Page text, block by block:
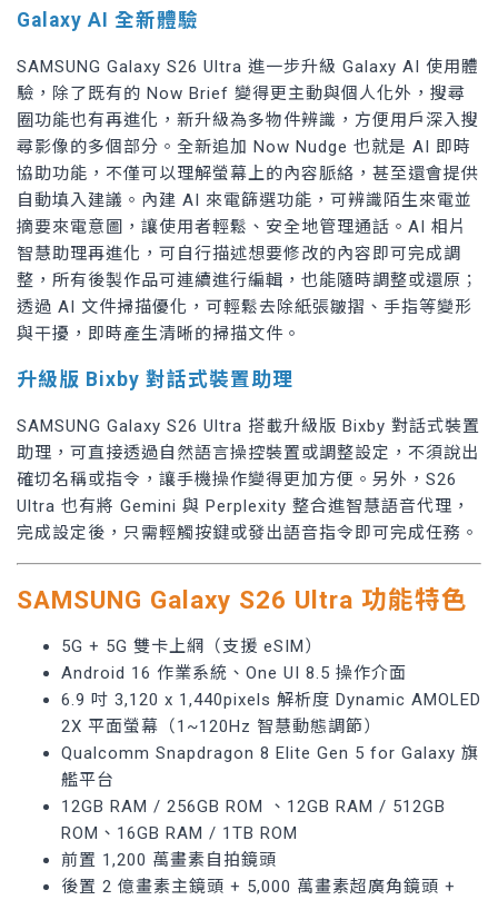
Galaxy AI 全新體驗
SAMSUNG Galaxy S26 Ultra 進一步升級 Galaxy AI 使用體
驗，除了既有的 Now Brief 變得更主動與個人化外，搜尋
圈功能也有再進化，新升級為多物件辨識，方便用戶深入搜
尋影像的多個部分。全新追加 Now Nudge 也就是 AI 即時
協助功能，不僅可以理解螢幕上的內容脈絡，甚至還會提供
自動填入建議。內建 AI 來電篩選功能，可辨識陌生來電並
摘要來電意圖，讓使用者輕鬆、安全地管理通話。AI 相片
智慧助理再進化，可自行描述想要修改的內容即可完成調
整，所有後製作品可連續進行編輯，也能隨時調整或還原；
透過 AI 文件掃描優化，可輕鬆去除紙張皺摺、手指等變形
與干擾，即時產生清晰的掃描文件。
升級版 Bixby 對話式裝置助理
SAMSUNG Galaxy S26 Ultra 搭載升級版 Bixby 對話式裝置
助理，可直接透過自然語言操控裝置或調整設定，不須說出
確切名稱或指令，讓手機操作變得更加方便。另外，S26
Ultra 也有將 Gemini 與 Perplexity 整合進智慧語音代理，
完成設定後，只需輕觸按鍵或發出語音指令即可完成任務。
SAMSUNG Galaxy S26 Ultra 功能特色
5G + 5G 雙卡上網（支援 eSIM）
Android 16 作業系統、One UI 8.5 操作介面
6.9 吋 3,120 x 1,440pixels 解析度 Dynamic AMOLED
2X 平面螢幕（1~120Hz 智慧動態調節）
Qualcomm Snapdragon 8 Elite Gen 5 for Galaxy 旗
艦平台
12GB RAM / 256GB ROM 、12GB RAM / 512GB
ROM、16GB RAM / 1TB ROM
前置 1,200 萬畫素自拍鏡頭
後置 2 億畫素主鏡頭 + 5,000 萬畫素超廣角鏡頭 +